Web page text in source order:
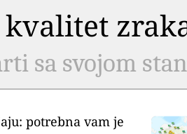
sa svojom
potrebna vam je